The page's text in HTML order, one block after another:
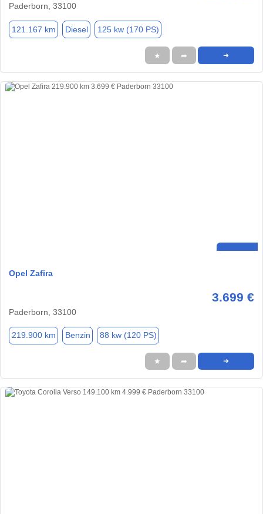
Paderborn, 33100
121.167 km Diesel 125 kw (170 PS)
★ ➦ ➜
Opel Zafira
3.699 €
Paderborn, 33100
219.900 km Benzin 88 kw (120 PS)
★ ➦ ➜